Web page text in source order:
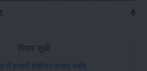
में हजारों हेक्टेयर फसल बर्बाद